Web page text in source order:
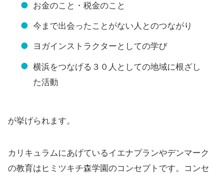
お金のこと・税金のこと
今まで出会ったことがない人とのつながり
ヨガインストラクターとしての学び
横浜をつなげる３０人としての地域に根ざし
た活動
が挙げられます。
カリキュラムにあげているイエナプランやデンマーク
の教育はヒミツキチ森学園のコンセプトです。コンセ